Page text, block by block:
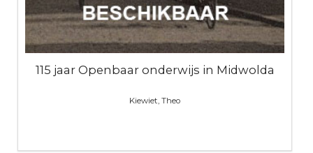
115 jaar Openbaar onderwijs in Midwolda
Kiewiet, Theo